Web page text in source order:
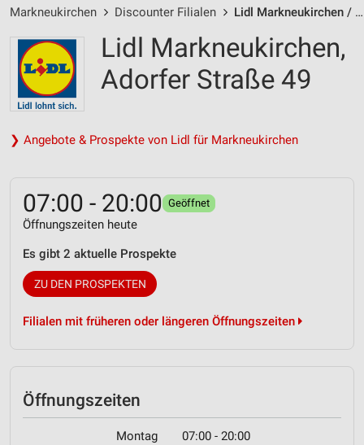
Markneukirchen Discounter Filialen Lidl Markneukirchen / Adorfer Straße 49 - Öffnungszeiten & Adresse
Lidl Markneukirchen,
Adorfer Straße 49
❯ Angebote & Prospekte von Lidl für Markneukirchen
07:00 - 20:00 Geöffnet
Öffnungszeiten heute
Es gibt 2 aktuelle Prospekte
ZU DEN PROSPEKTEN
Filialen mit früheren oder längeren Öffnungszeiten
Öffnungszeiten
Montag 07:00 - 20:00